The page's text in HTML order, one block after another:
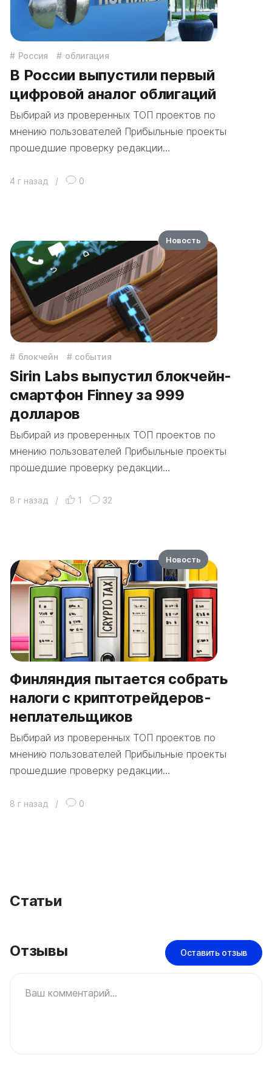
Россия облигация
В России выпустили первый
цифровой аналог облигаций
Выбирай из проверенных ТОП проектов по
мнению пользователей Прибыльные проекты
прошедшие проверку редакции…
4 г назад / 0
блокчейн события
Sirin Labs выпустил блокчейн-
смартфон Finney за 999
долларов
Выбирай из проверенных ТОП проектов по
мнению пользователей Прибыльные проекты
прошедшие проверку редакции…
8 г назад / 1 32
Новость
Финляндия пытается собрать
налоги с криптотрейдеров-
неплательщиков
Выбирай из проверенных ТОП проектов по
мнению пользователей Прибыльные проекты
прошедшие проверку редакции…
8 г назад / 0
Новость
Статьи
Отзывы Оставить отзыв
Ваш комментарий...